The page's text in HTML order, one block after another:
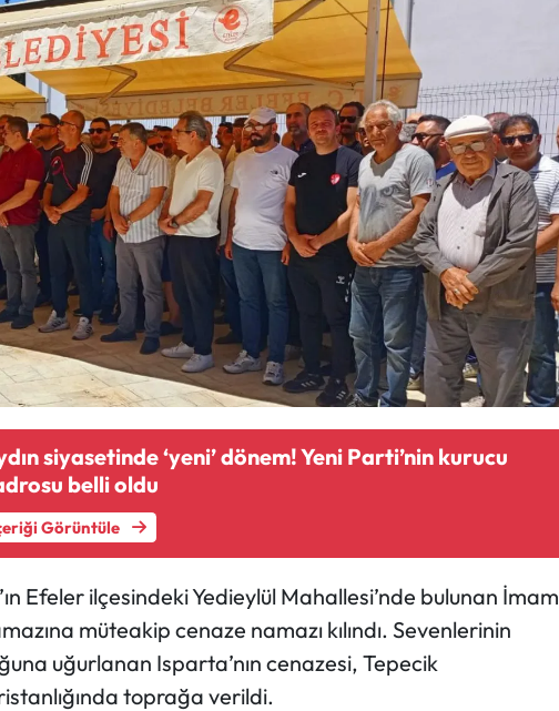
siyasetinde ‘yeni’ dönem! Yeni Parti’nin kurucu
belli oldu
Görüntüle
Efeler ilçesindeki Yedieylül Mahallesi’nde bulunan İmam
müteakip cenaze namazı kılındı. Sevenlerinin
uğurlanan Isparta’nın cenazesi, Tepecik
toprağa verildi.